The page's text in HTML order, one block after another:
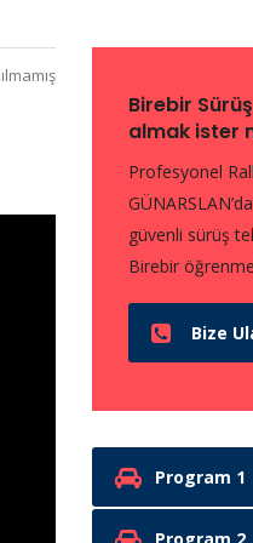
Birebir
almak ister
Profesyonel
güvenli sürüş
Birebir
Bize
Program 1